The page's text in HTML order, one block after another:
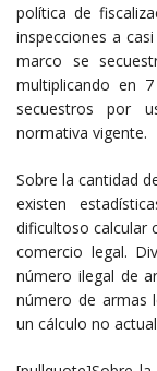
política de
inspecciones a
marco se
multiplicando en
secuestros por
normativa vigente.
Sobre la cantidad
existen
dificultoso calcular
comercio legal.
número ilegal de
número de armas
un cálculo no